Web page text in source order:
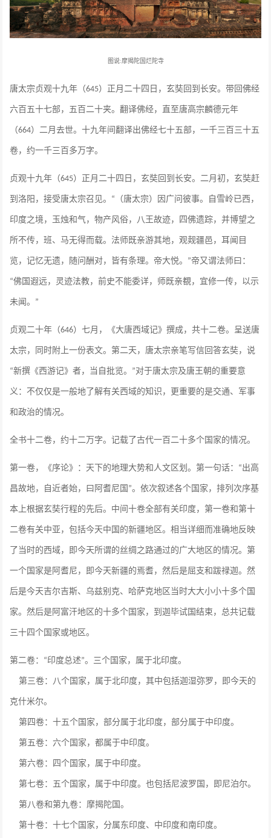
图说:摩揭陀国烂陀寺
唐太宗贞观十九年（645）正月二十四日，玄奘回到长安。带回佛经
六百五十七部，五百二十夹。翻译佛经，直至唐高宗麟德元年
（664）二月去世。十九年间翻译出佛经七十五部，一千三百三十五
卷，约一千三百多万字。
贞观十九年（645）正月二十四日，玄奘回到长安。二月初，玄奘赶
到洛阳，接受唐太宗召见。 “ （唐太宗）因广问彼事。自雪岭已西，
印度之境，玉烛和气，物产风俗，八王故迹，四佛遗踪，并博望之
所不传，班、马无得而载。法师既亲游其地，观觌疆邑，耳闻目
览，记忆无遗，随问酬对，皆有条理。帝大悦。 ”帝又谓法师曰：
“佛国遐远，灵迹法教，前史不能委详，师既亲覩，宜修一传，以示
未闻。 ”
贞观二十年（646）七月，《大唐西域记》撰成，共十二卷。呈送唐
太宗，同时附上一份表文。第二天，唐太宗亲笔写信回答玄奘，说
“新撰《西游记》者，当自批览。 ”对于唐太宗及唐王朝的重要意
义：不仅仅是一般地了解有关西域的知识，更重要的是交通、军事
和政治的情况。
全书十二卷，约十二万字。记载了古代一百二十多个国家的情况。
第一卷，《序论》：天下的地理大势和人文区划。第一句话： “出高
昌故地，自近者始，曰阿耆尼国 ”。依次叙述各个国家，排列次序基
本上根据玄奘行程的先后。中间十卷全部有关印度，第一卷和第十
二卷有关中亚，包括今天中国的新疆地区。相当详细而准确地反映
了当时的西域，即今天所谓的丝绸之路通过的广大地区的情况。第
一个国家是阿耆尼，即今天新疆的焉耆，然后是屈支和跋禄迦。然
后是今天吉尔吉斯、乌兹别克、哈萨克地区当时大大小小十多个国
家。然后是阿富汗地区的十多个国家，到迦毕试国结束，总共记载
三十四个国家或地区。
第二卷： “印度总述”。三个国家，属于北印度。
第三卷：八个国家，属于北印度，其中包括迦湿弥罗，即今天的
克什米尔。
第四卷：十五个国家，部分属于北印度，部分属于中印度。
第五卷：六个国家，都属于中印度。
第六卷：四个国家，属于中印度。
第七卷：五个国家，属于中印度。也包括尼波罗国，即尼泊尔。
第八卷和第九卷：摩揭陀国。
第十卷：十七个国家，分属东印度、中印度和南印度。